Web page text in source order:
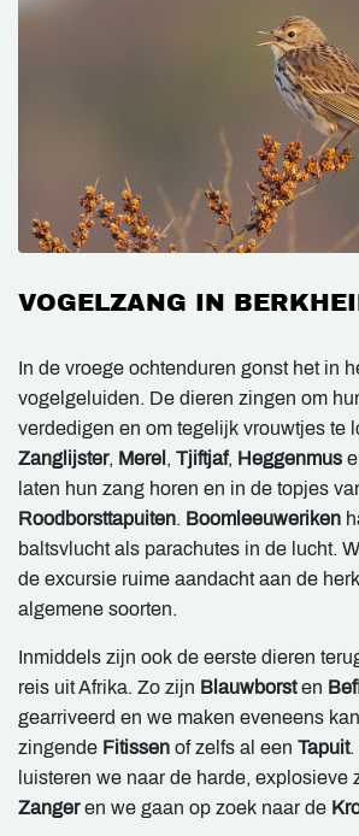
VOGELZANG IN
In de vroege ochtenduren gonst het in
vogelgeluiden. De dieren zingen om
verdedigen en om tegelijk vrouwtjes te
Zanglijster, Merel , Tjiftjaf, Heggenmus
laten hun zang horen en in de topjes
Roodborsttapuiten. Boomleeuweriken
baltsvlucht als parachutes in de lucht.
de excursie ruime aandacht aan de
algemene soorten.
Inmiddels zijn ook de eerste dieren
reis uit Afrika. Zo zijn Blauwborsten
gearriveerd en we maken eveneens
zingende Fitissen of zelfs al een Tapuit.
luisteren we naar de harde, explosieve
Zangeren we gaan op zoek naar de